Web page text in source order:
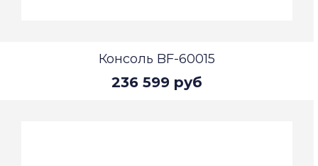
Консоль BF-60015
236 599 руб